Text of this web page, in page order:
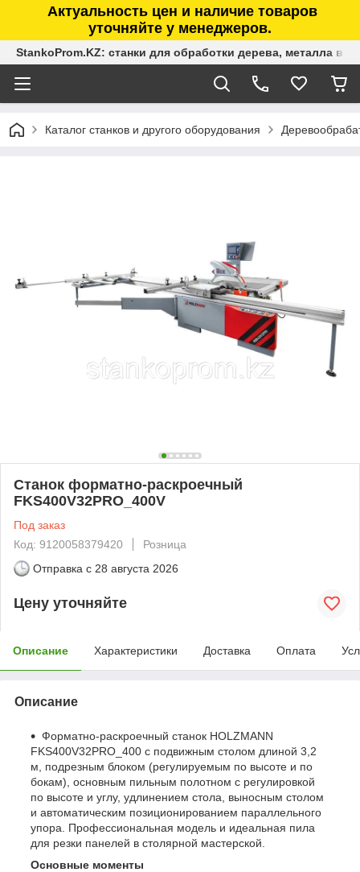
Актуальность цен и наличие товаров
уточняйте у менеджеров.
StankoProm.KZ: станки для обработки дерева, металла в
Каталог станков и другого оборудования
Станок форматно-раскроечный
FKS400V32PRO_400V
Под заказ
Код: 9120058379420
Розница
Отправка с 28 августа 2026
Цену уточняйте
Описание Характеристики Доставка Оплата
Описание
Форматно-раскроечный станок HOLZMANN
FKS400V32PRO_400 с подвижным столом длиной 3,2
м, подрезным блоком (регулируемым по высоте и по
бокам), основным пильным полотном с регулировкой
по высоте и углу, удлинением стола, выносным столом
и автоматическим позиционированием параллельного
упора. Профессиональная модель и идеальная пила
для резки панелей в столярной мастерской.
Основные моменты